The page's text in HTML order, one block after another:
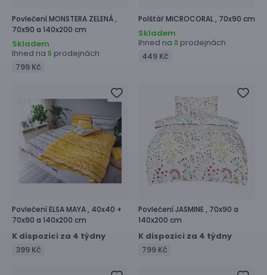
PovlečeníMONSTERA ZELENÁ ,
70x90 a 140x200 cm
Skladem
Ihned na 8 prodejnách
799 Kč
PolštářMICROCORAL , 70x90 cm
Skladem
Ihned na 8 prodejnách
449 Kč
PovlečeníELSA MAYA , 40x40 +
70x90 a 140x200 cm
K dispozici za 4 týdny
399 Kč
PovlečeníJASMINE , 70x90 a
140x200 cm
K dispozici za 4 týdny
799 Kč